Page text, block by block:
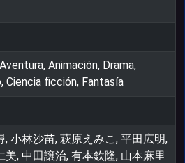
Animación, Drama,
Ciencia ficción, Fantasía
, 小林沙苗, 萩原えみこ, 平田広明,
美, 中田譲治, 有本欽隆, 山本麻里